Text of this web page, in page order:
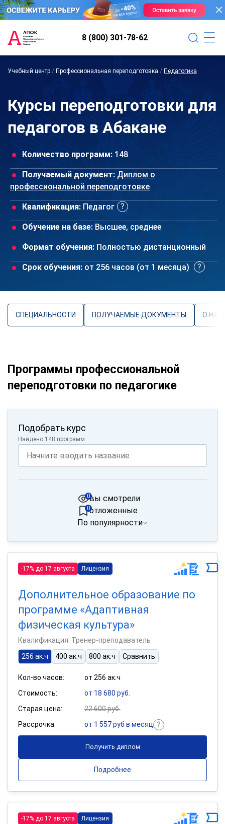
8 (800) 301-78-62
Учебный центр / Профессиональная переподготовка / Педагогика
Курсы переподготовки для
педагогов в Абакане
Количество программ: 148
Получаемый документ: Диплом о
профессиональной переподготовке
Квалификация: Педагог
Обучение на базе: Высшее, среднее
Формат обучения: Полностью дистанционный
Срок обучения: от 256 часов (от 1 месяца)
СПЕЦИАЛЬНОСТИ ПОЛУЧАЕМЫЕ ДОКУМЕНТЫ О
Программы профессиональной
переподготовки по педагогике
Подобрать курс
Найдено 148 программ
вы смотрели
0
отложенные
0
По популярности
-17% до 17 августа Лицензия
Дополнительное образование по
программе «Адаптивная
физическая культура»
Квалификация: Тренер-преподаватель
256 ак.ч
400 ак.ч 800 ак.ч Сравнить
Кол-во часов:
от 256 ак.ч
Стоимость:
от 18 680 руб.
Старая цена:
22 600 руб.
Рассрочка:
от 1 557 руб в месяц
Получить диплом
Подробнее
-17% до 17 августа Лицензия